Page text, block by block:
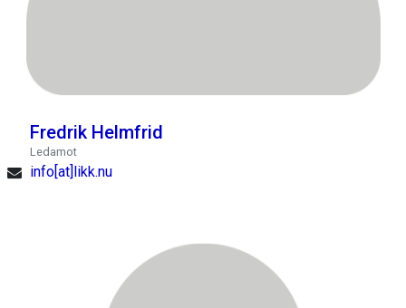
Fredrik Helmfrid
Ledamot
info[at]likk.nu